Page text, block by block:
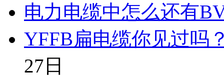
电力电缆中怎么还有
YFFB扁电缆你见过吗
27日